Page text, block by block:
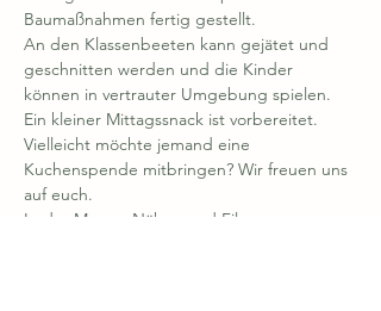
Baumaßnahmen fertig gestellt.
An den Klassenbeeten kann gejätet und
geschnitten werden und die Kinder
können in vertrauter Umgebung spielen.
Ein kleiner Mittagssnack ist vorbereitet.
Vielleicht möchte jemand eine
Kuchenspende mitbringen? Wir freuen uns
auf euch.
In der Mensa: Nähen und Filzen